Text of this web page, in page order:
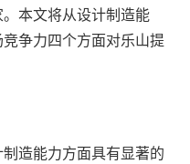
本文将从设计制造能
争力四个方面对乐山提
造能力方面具有显著的